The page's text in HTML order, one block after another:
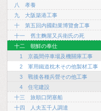
八 孝養
九 大阪築港工事
十 第五回内國勸業博覽會工事
十一 舊主麴屋又兵衛氏の死
十二 朝鮮の奉仕
1 京義間停車場及機關庫工事
2 軍用鐵道枕木その他製材工事
3 戰後各種兵營その他工事
4 住宅建設
十三 旅順口閉塞船
十四 人夫五千人調達